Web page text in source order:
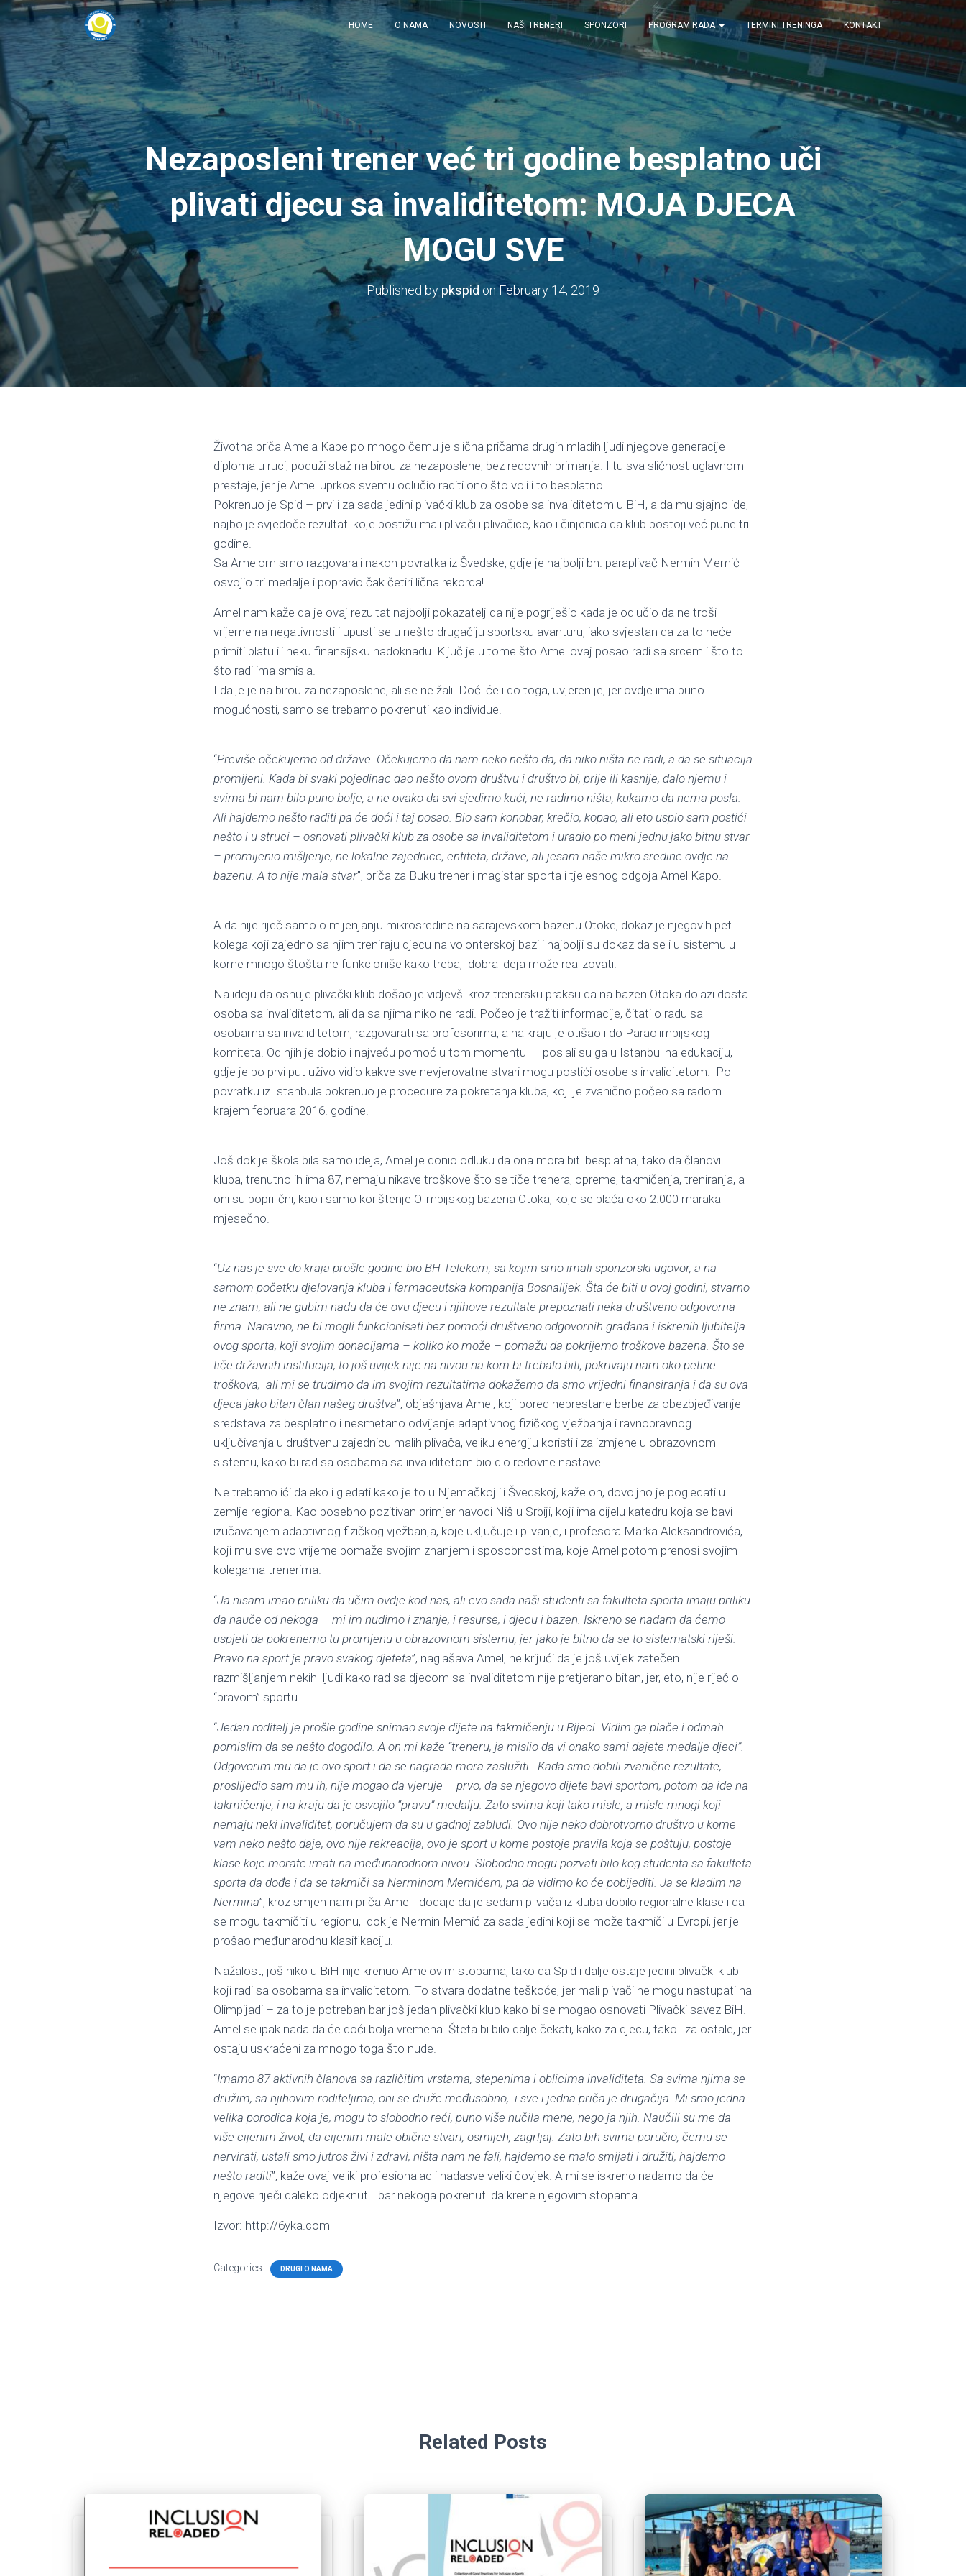
HOME O NAMA NOVOSTI NAŠI TRENERI SPONZORI PROGRAM RADA TERMINI TRENINGA KONTAKT
Nezaposleni trener već tri godine besplatno uči
plivati djecu sa invaliditetom: MOJA DJECA
MOGU SVE
Published by pkspid onFebruary 14, 2019
Životna priča Amela Kape po mnogo čemu je slična pričama drugih mladih ljudi njegove generacije –
diploma u ruci, poduži staž na birou za nezaposlene, bez redovnih primanja. I tu sva sličnost uglavnom
prestaje, jer je Amel uprkos svemu odlučio raditi ono što voli i to besplatno.
Pokrenuo je Spid – prvi i za sada jedini plivački klub za osobe sa invaliditetom u BiH, a da mu sjajno ide,
najbolje svjedoče rezultati koje postižu mali plivači i plivačice, kao i činjenica da klub postoji već pune tri
godine.
Sa Amelom smo razgovarali nakon povratka iz Švedske, gdje je najbolji bh. paraplivač Nermin Memić
osvojio tri medalje i popravio čak četiri lična rekorda!
Amel nam kaže da je ovaj rezultat najbolji pokazatelj da nije pogriješio kada je odlučio da ne troši
vrijeme na negativnosti i upusti se u nešto drugačiju sportsku avanturu, iako svjestan da za to neće
primiti platu ili neku finansijsku nadoknadu. Ključ je u tome što Amel ovaj posao radi sa srcem i što to
što radi ima smisla.
I dalje je na birou za nezaposlene, ali se ne žali. Doći će i do toga, uvjeren je, jer ovdje ima puno
mogućnosti, samo se trebamo pokrenuti kao individue.
“Previše očekujemo od države. Očekujemo da nam neko nešto da, da niko ništa ne radi, a da se situacija
promijeni. Kada bi svaki pojedinac dao nešto ovom društvu i društvo bi, prije ili kasnije, dalo njemu i
svima bi nam bilo puno bolje, a ne ovako da svi sjedimo kući, ne radimo ništa, kukamo da nema posla.
Ali hajdemo nešto raditi pa će doći i taj posao. Bio sam konobar, krečio, kopao, ali eto uspio sam postići
nešto i u struci – osnovati plivački klub za osobe sa invaliditetom i uradio po meni jednu jako bitnu stvar
– promijenio mišljenje, ne lokalne zajednice, entiteta, države, ali jesam naše mikro sredine ovdje na
bazenu. A to nije mala stvar”, priča za Buku trener i magistar sporta i tjelesnog odgoja Amel Kapo.
A da nije riječ samo o mijenjanju mikrosredine na sarajevskom bazenu Otoke, dokaz je njegovih pet
kolega koji zajedno sa njim treniraju djecu na volonterskoj bazi i najbolji su dokaz da se i u sistemu u
kome mnogo štošta ne funkcioniše kako treba, dobra ideja može realizovati.
Na ideju da osnuje plivački klub došao je vidjevši kroz trenersku praksu da na bazen Otoka dolazi dosta
osoba sa invaliditetom, ali da sa njima niko ne radi. Počeo je tražiti informacije, čitati o radu sa
osobama sa invaliditetom, razgovarati sa profesorima, a na kraju je otišao i do Paraolimpijskog
komiteta. Od njih je dobio i najveću pomoć u tom momentu – poslali su ga u Istanbul na edukaciju,
gdje je po prvi put uživo vidio kakve sve nevjerovatne stvari mogu postići osobe s invaliditetom. Po
povratku iz Istanbula pokrenuo je procedure za pokretanja kluba, koji je zvanično počeo sa radom
krajem februara 2016. godine.
Još dok je škola bila samo ideja, Amel je donio odluku da ona mora biti besplatna, tako da članovi
kluba, trenutno ih ima 87, nemaju nikave troškove što se tiče trenera, opreme, takmičenja, treniranja, a
oni su poprilični, kao i samo korištenje Olimpijskog bazena Otoka, koje se plaća oko 2.000 maraka
mjesečno.
“Uz nas je sve do kraja prošle godine bio BH Telekom, sa kojim smo imali sponzorski ugovor, a na
samom početku djelovanja kluba i farmaceutska kompanija Bosnalijek. Šta će biti u ovoj godini, stvarno
ne znam, ali ne gubim nadu da će ovu djecu i njihove rezultate prepoznati neka društveno odgovorna
firma. Naravno, ne bi mogli funkcionisati bez pomoći društveno odgovornih građana i iskrenih ljubitelja
ovog sporta, koji svojim donacijama – koliko ko može – pomažu da pokrijemo troškove bazena. Što se
tiče državnih institucija, to još uvijek nije na nivou na kom bi trebalo biti, pokrivaju nam oko petine
troškova, ali mi se trudimo da im svojim rezultatima dokažemo da smo vrijedni finansiranja i da su ova
djeca jako bitan član našeg društva”, objašnjava Amel, koji pored neprestane berbe za obezbjeđivanje
sredstava za besplatno i nesmetano odvijanje adaptivnog fizičkog vježbanja i ravnopravnog
uključivanja u društvenu zajednicu malih plivača, veliku energiju koristi i za izmjene u obrazovnom
sistemu, kako bi rad sa osobama sa invaliditetom bio dio redovne nastave.
Ne trebamo ići daleko i gledati kako je to u Njemačkoj ili Švedskoj, kaže on, dovoljno je pogledati u
zemlje regiona. Kao posebno pozitivan primjer navodi Niš u Srbiji, koji ima cijelu katedru koja se bavi
izučavanjem adaptivnog fizičkog vježbanja, koje uključuje i plivanje, i profesora Marka Aleksandrovića,
koji mu sve ovo vrijeme pomaže svojim znanjem i sposobnostima, koje Amel potom prenosi svojim
kolegama trenerima.
“Ja nisam imao priliku da učim ovdje kod nas, ali evo sada naši studenti sa fakulteta sporta imaju priliku
da nauče od nekoga – mi im nudimo i znanje, i resurse, i djecu i bazen. Iskreno se nadam da ćemo
uspjeti da pokrenemo tu promjenu u obrazovnom sistemu, jer jako je bitno da se to sistematski riješi.
Pravo na sport je pravo svakog djeteta”, naglašava Amel, ne krijući da je još uvijek zatečen
razmišljanjem nekih ljudi kako rad sa djecom sa invaliditetom nije pretjerano bitan, jer, eto, nije riječ o
“pravom” sportu.
“Jedan roditelj je prošle godine snimao svoje dijete na takmičenju u Rijeci. Vidim ga plače i odmah
pomislim da se nešto dogodilo. A on mi kaže “treneru, ja mislio da vi onako sami dajete medalje djeci”.
Odgovorim mu da je ovo sport i da se nagrada mora zaslužiti. Kada smo dobili zvanične rezultate,
proslijedio sam mu ih, nije mogao da vjeruje – prvo, da se njegovo dijete bavi sportom, potom da ide na
takmičenje, i na kraju da je osvojilo “pravu” medalju. Zato svima koji tako misle, a misle mnogi koji
nemaju neki invaliditet, poručujem da su u gadnoj zabludi. Ovo nije neko dobrotvorno društvo u kome
vam neko nešto daje, ovo nije rekreacija, ovo je sport u kome postoje pravila koja se poštuju, postoje
klase koje morate imati na međunarodnom nivou. Slobodno mogu pozvati bilo kog studenta sa fakulteta
sporta da dođe i da se takmiči sa Nerminom Memićem, pa da vidimo ko će pobijediti. Ja se kladim na
Nermina”, kroz smjeh nam priča Amel i dodaje da je sedam plivača iz kluba dobilo regionalne klase i da
se mogu takmičiti u regionu, dok je Nermin Memić za sada jedini koji se može takmiči u Evropi, jer je
prošao međunarodnu klasifikaciju.
Nažalost, još niko u BiH nije krenuo Amelovim stopama, tako da Spid i dalje ostaje jedini plivački klub
koji radi sa osobama sa invaliditetom. To stvara dodatne teškoće, jer mali plivači ne mogu nastupati na
Olimpijadi – za to je potreban bar još jedan plivački klub kako bi se mogao osnovati Plivački savez BiH.
Amel se ipak nada da će doći bolja vremena. Šteta bi bilo dalje čekati, kako za djecu, tako i za ostale, jer
ostaju uskraćeni za mnogo toga što nude.
“Imamo 87 aktivnih članova sa različitim vrstama, stepenima i oblicima invaliditeta. Sa svima njima se
družim, sa njihovim roditeljima, oni se druže međusobno, i sve i jedna priča je drugačija. Mi smo jedna
velika porodica koja je, mogu to slobodno reći, puno više nučila mene, nego ja njih. Naučili su me da
više cijenim život, da cijenim male obične stvari, osmijeh, zagrljaj. Zato bih svima poručio, čemu se
nervirati, ustali smo jutros živi i zdravi, ništa nam ne fali, hajdemo se malo smijati i družiti, hajdemo
nešto raditi”, kaže ovaj veliki profesionalac i nadasve veliki čovjek. A mi se iskreno nadamo da će
njegove riječi daleko odjeknuti i bar nekoga pokrenuti da krene njegovim stopama.
Izvor: http://6yka.com
Categories: DRUGI O NAMA
Related Posts